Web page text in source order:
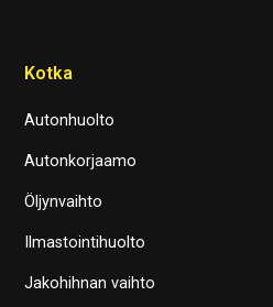
Kotka
Autonhuolto
Autonkorjaamo
Öljynvaihto
Ilmastointihuolto
Jakohihnan vaihto